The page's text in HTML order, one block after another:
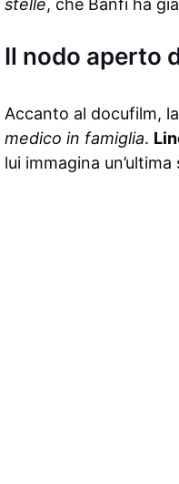
stelle, che Banfi ha
Il nodo aperto
Accanto al docufilm,
medico in famiglia.
lui immagina